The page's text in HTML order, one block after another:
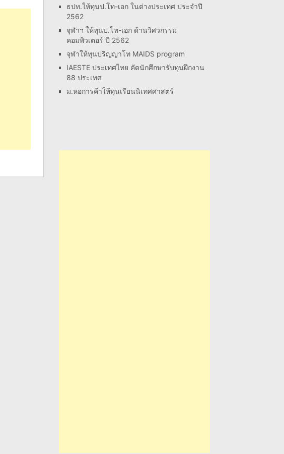
ธปท.ให้ทุนป.โท-เอก ในต่างประเทศ ประจำปี
2562
จุฬาฯ ให้ทุนป.โท-เอก ด้านวิศวกรรม
คอมพิวเตอร์ ปี 2562
จุฬาให้ทุนปริญญาโท MAIDS program
IAESTE ประเทศไทย คัดนักศึกษารับทุนฝึกงาน
88 ประเทศ
ม.หอการค้าให้ทุนเรียนนิเทศศาสตร์